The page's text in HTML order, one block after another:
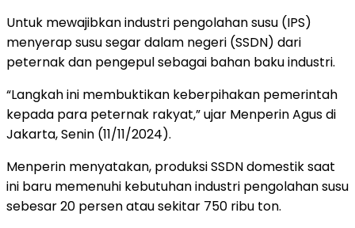
Untuk mewajibkan industri pengolahan susu (IPS)
menyerap susu segar dalam negeri (SSDN) dari
peternak dan pengepul sebagai bahan baku industri.
“Langkah ini membuktikan keberpihakan pemerintah
kepada para peternak rakyat,” ujar Menperin Agus di
Jakarta, Senin (11/11/2024).
Menperin menyatakan, produksi SSDN domestik saat
ini baru memenuhi kebutuhan industri pengolahan susu
sebesar 20 persen atau sekitar 750 ribu ton.